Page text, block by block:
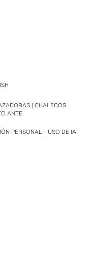
PERSONAL USO DE IA
| CHALECOS
ANTE